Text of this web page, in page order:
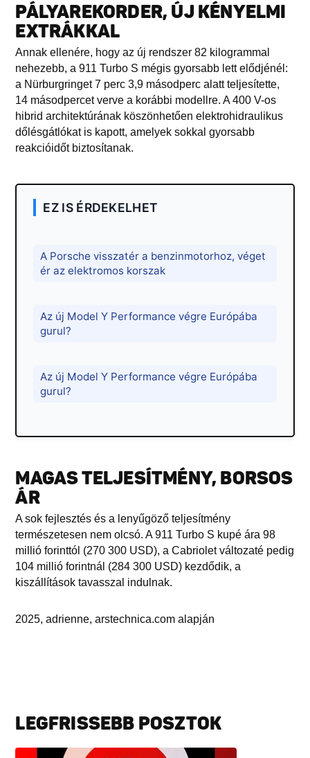
PÁLYAREKORDER, ÚJ KÉNYELMI
EXTRÁKKAL
Annak ellenére, hogy az új rendszer 82 kilogrammal
nehezebb, a 911 Turbo S mégis gyorsabb lett elődjénél:
a Nürburgringet 7 perc 3,9 másodperc alatt teljesítette,
14 másodpercet verve a korábbi modellre. A 400 V-os
hibrid architektúrának köszönhetően elektrohidraulikus
dőlésgátlókat is kapott, amelyek sokkal gyorsabb
reakcióidőt biztosítanak.
EZ IS ÉRDEKELHET
A Porsche visszatér a benzinmotorhoz, véget
ér az elektromos korszak
Az új Model Y Performance végre Európába
gurul?
Az új Model Y Performance végre Európába
gurul?
MAGAS TELJESÍTMÉNY, BORSOS
ÁR
A sok fejlesztés és a lenyűgöző teljesítmény
természetesen nem olcsó. A 911 Turbo S kupé ára 98
millió forinttól (270 300 USD), a Cabriolet változaté pedig
104 millió forintnál (284 300 USD) kezdődik, a
kiszállítások tavasszal indulnak.
2025, adrienne, arstechnica.com alapján
LEGFRISSEBB POSZTOK